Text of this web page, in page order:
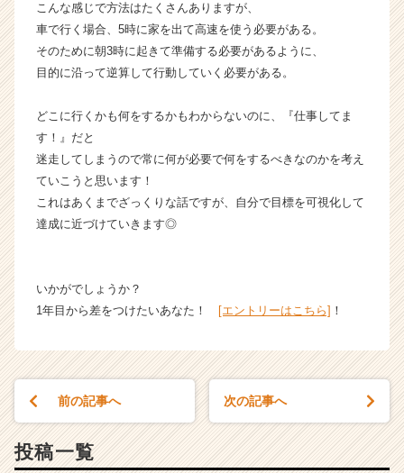
こんな感じで方法はたくさんありますが、
車で行く場合、5時に家を出て高速を使う必要がある。
そのために朝3時に起きて準備する必要があるように、
目的に沿って逆算して行動していく必要がある。
どこに行くかも何をするかもわからないのに、『仕事してま
す！』だと
迷走してしまうので常に何が必要で何をするべきなのかを考え
ていこうと思います！
これはあくまでざっくりな話ですが、自分で目標を可視化して
達成に近づけていきます◎
いかがでしょうか？
1年目から差をつけたいあなた！
[エントリーはこちら] ！
前の記事へ 次の記事へ
投稿一覧